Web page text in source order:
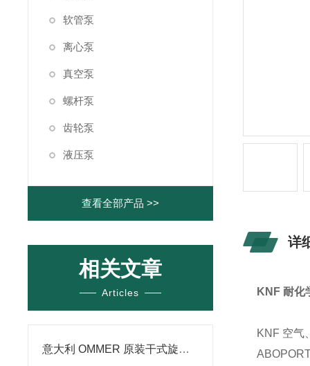
软管泵
离心泵
真空泵
螺杆泵
齿轮泵
液压泵
查看全部产品 >>
相关文章
Articles
意大利 OMMER 原装干式旋片真空泵 BVS/RMS/BVL 系列无油真空泵工业真空
详
KNF 耐化
KNF 空气